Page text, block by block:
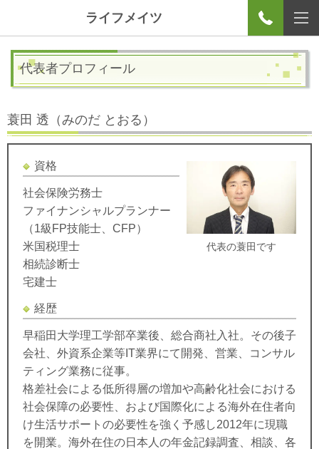
ライフメイツ
代表者プロフィール
蓑田 透（みのだ とおる）
代表の蓑田です
資格
社会保険労務士
ファイナンシャルプランナー
（1級FP技能士、CFP）
米国税理士
相続診断士
宅建士
経歴
早稲田大学理工学部卒業後、総合商社入社。その後子
会社、外資系企業等IT業界にて開発、営業、コンサル
ティング業務に従事。
格差社会による低所得層の増加や高齢化社会における
社会保障の必要性、および国際化による海外在住者向
け生活サポートの必要性を強く予感し2012年に現職
を開業。 海外在住の日本人の年金記録調査、相談、各